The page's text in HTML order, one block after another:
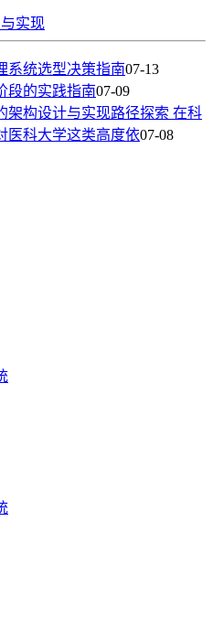
实现
系统选型决策指南07-13
段的实践指南07-09
架构设计与实现路径探索 在科
医科大学这类高度依07-08